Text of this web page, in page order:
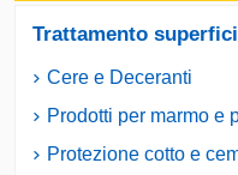
Trattamento superfici
Cere e Deceranti
Prodotti per marmo e
Protezione cotto e